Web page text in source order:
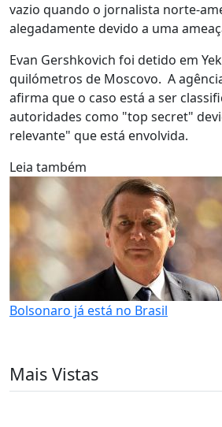
vazio quando o jornalista norte-
alegadamente devido a uma
Evan Gershkovich foi detido em
quilómetros de Moscovo. A
afirma que o caso está a ser
autoridades como "top secret"
relevante" que está envolvida.
Leia também
Bolsonaro já está no Brasil
Mais Vistas